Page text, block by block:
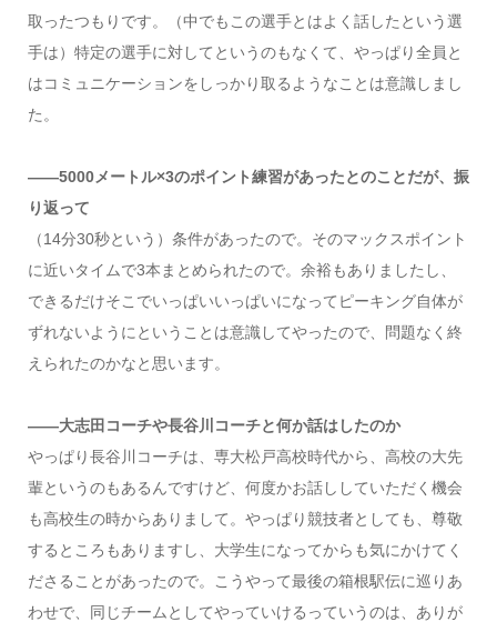
取ったつもりです。（中でもこの選手とはよく話したという選
手は）特定の選手に対してというのもなくて、やっぱり全員と
はコミュニケーションをしっかり取るようなことは意識しまし
た。
――5000メートル×3のポイント練習があったとのことだが、振
り返って
（14分30秒という）条件があったので。そのマックスポイント
に近いタイムで3本まとめられたので。余裕もありましたし、
できるだけそこでいっぱいいっぱいになってピーキング自体が
ずれないようにということは意識してやったので、問題なく終
えられたのかなと思います。
――大志田コーチや長谷川コーチと何か話はしたのか
やっぱり長谷川コーチは、専大松戸高校時代から、高校の大先
輩というのもあるんですけど、何度かお話ししていただく機会
も高校生の時からありまして。やっぱり競技者としても、尊敬
するところもありますし、大学生になってからも気にかけてく
ださることがあったので。こうやって最後の箱根駅伝に巡りあ
わせで、同じチームとしてやっていけるっていうのは、ありが